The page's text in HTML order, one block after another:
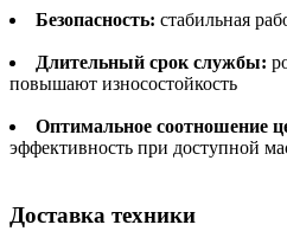
Безопасность: стабильная
Длительный срок службы:
повышают износостойкость
Оптимальное соотношение
эффективность при доступной
Доставка техники